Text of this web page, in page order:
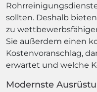
sollten. Deshalb
zu
Sie außerdem einen
Kostenvoranschlag,
erwartet und welche
Modernste